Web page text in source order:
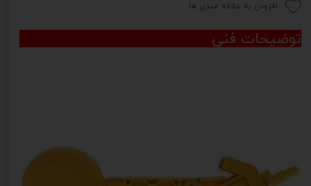
افزودن به علاقه مندی ها
توضیحات فنی